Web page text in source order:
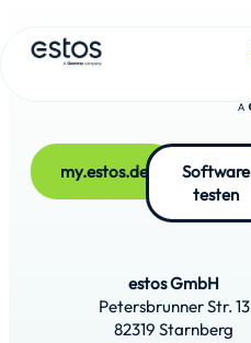
my.estos.de
Software
testen
estos GmbH
Petersbrunner Str. 13
82319 Starnberg